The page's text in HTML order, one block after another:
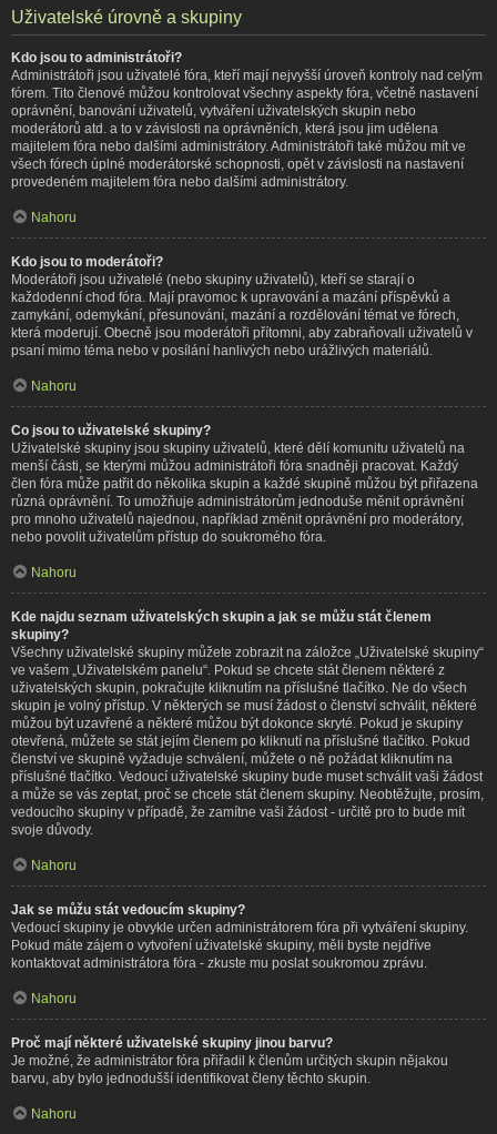
Uživatelské úrovně a skupiny
Kdo jsou to administrátoři?
Administrátoři jsou uživatelé fóra, kteří mají nejvyšší úroveň kontroly nad celým
fórem. Tito členové můžou kontrolovat všechny aspekty fóra, včetně nastavení
oprávnění, banování uživatelů, vytváření uživatelských skupin nebo
moderátorů atd. a to v závislosti na oprávněních, která jsou jim udělena
majitelem fóra nebo dalšími administrátory. Administrátoři také můžou mít ve
všech fórech úplné moderátorské schopnosti, opět v závislosti na nastavení
provedeném majitelem fóra nebo dalšími administrátory.
Nahoru
Kdo jsou to moderátoři?
Moderátoři jsou uživatelé (nebo skupiny uživatelů), kteří se starají o
každodenní chod fóra. Mají pravomoc k upravování a mazání příspěvků a
zamykání, odemykání, přesunování, mazání a rozdělování témat ve fórech,
která moderují. Obecně jsou moderátoři přítomni, aby zabraňovali uživatelů v
psaní mimo téma nebo v posílání hanlivých nebo urážlivých materiálů.
Nahoru
Co jsou to uživatelské skupiny?
Uživatelské skupiny jsou skupiny uživatelů, které dělí komunitu uživatelů na
menší části, se kterými můžou administrátoři fóra snadněji pracovat. Každý
člen fóra může patřit do několika skupin a každé skupině můžou být přiřazena
různá oprávnění. To umožňuje administrátorům jednoduše měnit oprávnění
pro mnoho uživatelů najednou, například změnit oprávnění pro moderátory,
nebo povolit uživatelům přístup do soukromého fóra.
Nahoru
Kde najdu seznam uživatelských skupin a jak se můžu stát členem
skupiny?
Všechny uživatelské skupiny můžete zobrazit na záložce „Uživatelské skupiny“
ve vašem „Uživatelském panelu“. Pokud se chcete stát členem některé z
uživatelských skupin, pokračujte kliknutím na příslušné tlačítko. Ne do všech
skupin je volný přístup. V některých se musí žádost o členství schválit, některé
můžou být uzavřené a některé můžou být dokonce skryté. Pokud je skupiny
otevřená, můžete se stát jejím členem po kliknutí na příslušné tlačítko. Pokud
členství ve skupině vyžaduje schválení, můžete o ně požádat kliknutím na
příslušné tlačítko. Vedoucí uživatelské skupiny bude muset schválit vaši žádost
a může se vás zeptat, proč se chcete stát členem skupiny. Neobtěžujte, prosím,
vedoucího skupiny v případě, že zamítne vaši žádost - určitě pro to bude mít
svoje důvody.
Nahoru
Jak se můžu stát vedoucím skupiny?
Vedoucí skupiny je obvykle určen administrátorem fóra při vytváření skupiny.
Pokud máte zájem o vytvoření uživatelské skupiny, měli byste nejdříve
kontaktovat administrátora fóra - zkuste mu poslat soukromou zprávu.
Nahoru
Proč mají některé uživatelské skupiny jinou barvu?
Je možné, že administrátor fóra přiřadil k členům určitých skupin nějakou
barvu, aby bylo jednodušší identifikovat členy těchto skupin.
Nahoru